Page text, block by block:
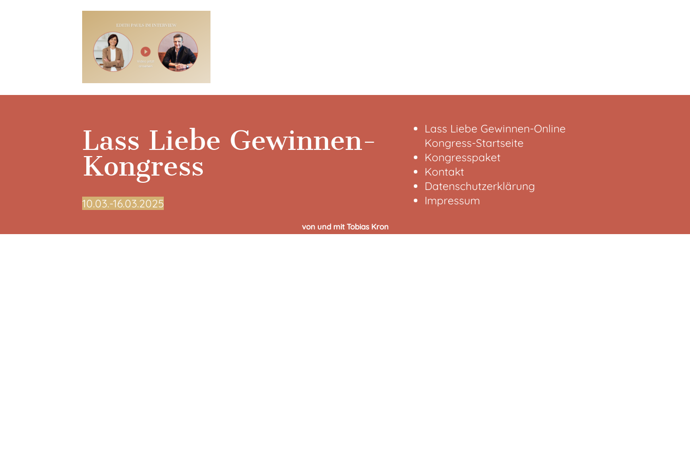
Lass Liebe Gewinnen-
Kongress
10.03.-16.03.2025
Lass Liebe Gewinnen-Online
Kongress-Startseite
Kongresspaket
Kontakt
Datenschutzerklärung
Impressum
von und mit Tobias Kron